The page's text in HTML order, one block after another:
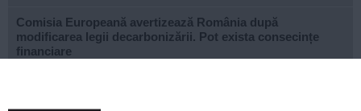
Comisia Europeană avertizează România după
modificarea legii decarbonizării. Pot exista consecințe
financiare